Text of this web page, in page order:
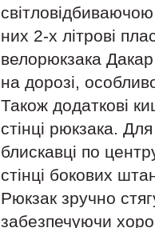
них 2-х літрові
велорюкзака
на дорозі,
Також додаткові
стінці рюкзака.
блискавці по
стінці бокових
Рюкзак зручно
забезпечуючи